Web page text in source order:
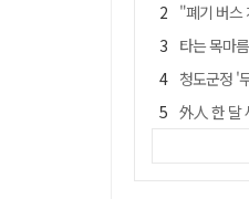
"폐기 버스 개조해
타는 목마름 청도
청도군정 '
外人 한 달 새 8000
임시휴업 들어갔던